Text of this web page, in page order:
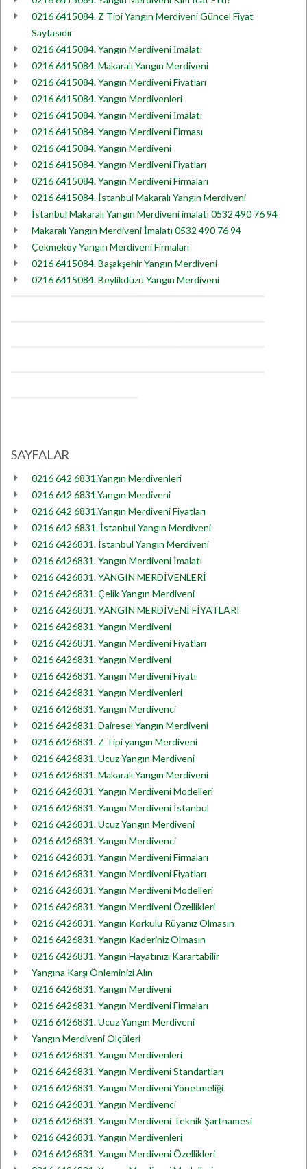
0216 6415084. Z Tipi Yangın Merdiveni Güncel Fiyat
Sayfasıdır
0216 6415084. Yangın Merdiveni İmalatı
0216 6415084. Makaralı Yangın Merdiveni
0216 6415084. Yangın Merdiveni Fiyatları
0216 6415084. Yangın Merdivenleri
0216 6415084. Yangın Merdiveni İmalatı
0216 6415084. Yangın Merdiveni Firması
0216 6415084. Yangın Merdiveni
0216 6415084. Yangın Merdiveni Fiyatları
0216 6415084. Yangın Merdiveni Firmaları
0216 6415084. İstanbul Makaralı Yangın Merdiveni
İstanbul Makaralı Yangın Merdiveni imalatı 0532 490 76 94
Makaralı Yangın Merdiveni İmalatı 0532 490 76 94
Çekmeköy Yangın Merdiveni Firmaları
0216 6415084. Başakşehir Yangın Merdiveni
0216 6415084. Beylikdüzü Yangın Merdiveni
SAYFALAR
0216 642 6831.Yangın Merdivenleri
0216 642 6831.Yangın Merdiveni
0216 642 6831.Yangın Merdiveni Fiyatları
0216 642 6831. İstanbul Yangın Merdiveni
0216 6426831. İstanbul Yangın Merdiveni
0216 6426831. Yangın Merdiveni İmalatı
0216 6426831. YANGIN MERDİVENLERİ
0216 6426831. Çelik Yangın Merdiveni
0216 6426831. YANGIN MERDİVENİ FİYATLARI
0216 6426831. Yangın Merdiveni
0216 6426831. Yangın Merdiveni Fiyatları
0216 6426831. Yangın Merdiveni
0216 6426831. Yangın Merdiveni Fiyatı
0216 6426831. Yangın Merdivenleri
0216 6426831. Yangın Merdivenci
0216 6426831. Dairesel Yangın Merdiveni
0216 6426831. Z Tipi yangın Merdiveni
0216 6426831. Ucuz Yangın Merdiveni
0216 6426831. Makaralı Yangın Merdiveni
0216 6426831. Yangın Merdiveni Modelleri
0216 6426831. Yangın Merdiveni İstanbul
0216 6426831. Ucuz Yangın Merdiveni
0216 6426831. Yangın Merdivenci
0216 6426831. Yangın Merdiveni Firmaları
0216 6426831. Yangın Merdiveni Fiyatları
0216 6426831. Yangın Merdiveni Modelleri
0216 6426831. Yangın Merdiveni Özellikleri
0216 6426831. Yangın Korkulu Rüyanız Olmasın
0216 6426831. Yangın Kaderiniz Olmasın
0216 6426831. Yangın Hayatınızı Karartabilir
Yangına Karşı Önleminizi Alın
0216 6426831. Yangın Merdiveni
0216 6426831. Yangın Merdiveni Firmaları
0216 6426831. Ucuz Yangın Merdiveni
Yangın Merdiveni Ölçüleri
0216 6426831. Yangın Merdivenleri
0216 6426831. Yangın Merdiveni Standartları
0216 6426831. Yangın Merdiveni Yönetmeliği
0216 6426831. Yangın Merdivenci
0216 6426831. Yangın Merdiveni Teknik Şartnamesi
0216 6426831. Yangın Merdivenleri
0216 6426831. Yangın Merdiveni Özellikleri